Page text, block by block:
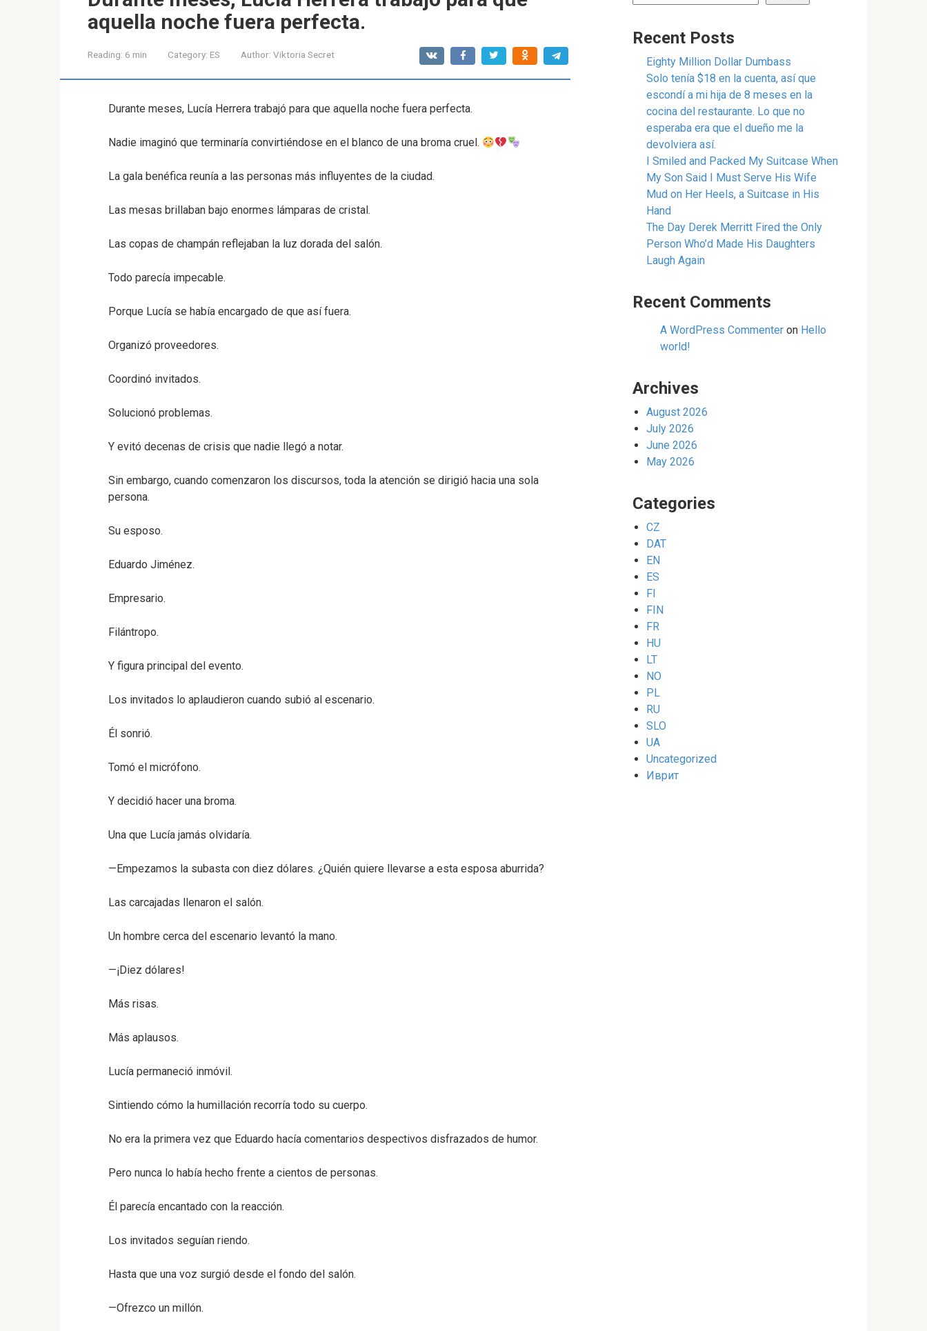
aquella noche fuera perfecta.
Reading: 6 min Category: ES Author: Viktoria Secret
Durante meses, Lucía Herrera trabajó para que aquella noche fuera perfecta.
Nadie imaginó que terminaría convirtiéndose en el blanco de una broma cruel.
La gala benéfica reunía a las personas más influyentes de la ciudad.
Las mesas brillaban bajo enormes lámparas de cristal.
Las copas de champán reflejaban la luz dorada del salón.
Todo parecía impecable.
Porque Lucía se había encargado de que así fuera.
Organizó proveedores.
Coordinó invitados.
Solucionó problemas.
Y evitó decenas de crisis que nadie llegó a notar.
Sin embargo, cuando comenzaron los discursos, toda la atención se dirigió hacia una sola
persona.
Su esposo.
Eduardo Jiménez.
Empresario.
Filántropo.
Y figura principal del evento.
Los invitados lo aplaudieron cuando subió al escenario.
Él sonrió.
Tomó el micrófono.
Y decidió hacer una broma.
Una que Lucía jamás olvidaría.
—Empezamos la subasta con diez dólares. ¿Quién quiere llevarse a esta esposa aburrida?
Las carcajadas llenaron el salón.
Un hombre cerca del escenario levantó la mano.
—¡Diez dólares!
Más risas.
Más aplausos.
Lucía permaneció inmóvil.
Sintiendo cómo la humillación recorría todo su cuerpo.
No era la primera vez que Eduardo hacía comentarios despectivos disfrazados de humor.
Pero nunca lo había hecho frente a cientos de personas.
Él parecía encantado con la reacción.
Los invitados seguían riendo.
Hasta que una voz surgió desde el fondo del salón.
—Ofrezco un millón.
Recent Posts
Eighty Million Dollar Dumbass
Solo tenía $18 en la cuenta, así que
escondí a mi hija de 8 meses en la
cocina del restaurante. Lo que no
esperaba era que el dueño me la
devolviera así.
I Smiled and Packed My Suitcase When
My Son Said I Must Serve His Wife
Mud on Her Heels, a Suitcase in His
Hand
The Day Derek Merritt Fired the Only
Person Who’d Made His Daughters
Laugh Again
Recent Comments
A WordPress Commenter on Hello
world!
Archives
August 2026
July 2026
June 2026
May 2026
Categories
CZ
DAT
EN
ES
FI
FIN
FR
HU
LT
NO
PL
RU
SLO
UA
Uncategorized
Иврит